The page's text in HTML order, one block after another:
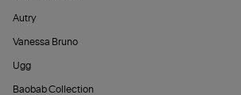
Autry
Vanessa Bruno
Ugg
Baobab Collection